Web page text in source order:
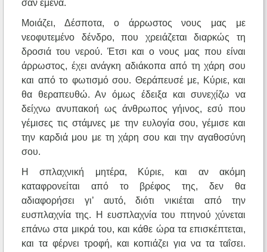
σαν εμένα.
Μοιάζει, Δέσποτα, ο άρρωστος νους μας με
νεοφυτεμένο δένδρο, που χρειάζεται διαρκώς τη
δροσιά του νερού. Έτσι και ο νους μας που είναι
άρρωστος, έχει ανάγκη αδιάκοπα από τη χάρη σου
και από το φωτισμό σου. Θεράπευσέ με, Κύριε, και
θα θεραπευθώ. Αν όμως έδειξα και συνεχίζω να
δείχνω ανυπακοή ως άνθρωπος γήινος, εσύ που
γέμισες τις στάμνες με την ευλογία σου, γέμισε και
την καρδιά μου με τη χάρη σου και την αγαθοσύνη
σου.
Η σπλαχνική μητέρα, Κύριε, και αν ακόμη
καταφρονείται από το βρέφος της, δεν θα
αδιαφορήσει γι’ αυτό, διότι νικιέται από την
ευσπλαχνία της. Η ευσπλαχνία του πτηνού χύνεται
επάνω στα μικρά του, και κάθε ώρα τα επισκέπτεται,
και τα φέρνει τροφή, και κοπιάζει για να τα ταΐσει.